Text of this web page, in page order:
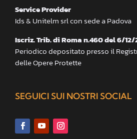
Service Provider
Ids & Unitelm srl con sede a Padova
Iscriz. Trib. di Roma n.460 del 6/12/
Periodico depositato presso il
delle Opere Protette
SEGUICI SUI NOSTRI SOCIAL